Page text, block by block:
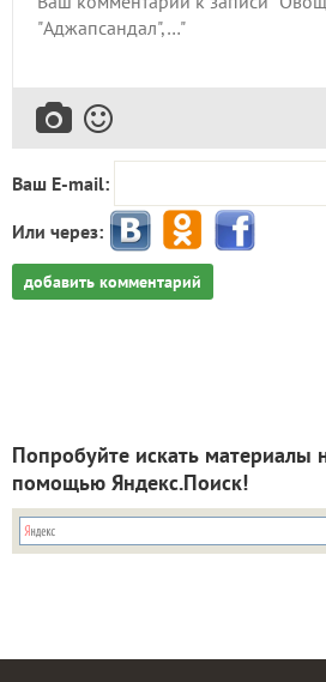
Ваш E-mail:
Или через:
добавить комментарий
Попробуйте искать материалы
помощью Яндекс.Поиск!